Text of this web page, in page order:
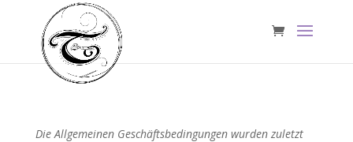
Die Allgemeinen Geschäftsbedingungen wurden zuletzt